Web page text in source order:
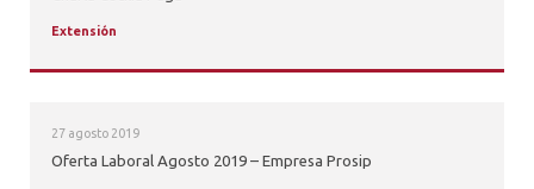
Extensión
27 agosto 2019
Oferta Laboral Agosto 2019 – Empresa Prosip